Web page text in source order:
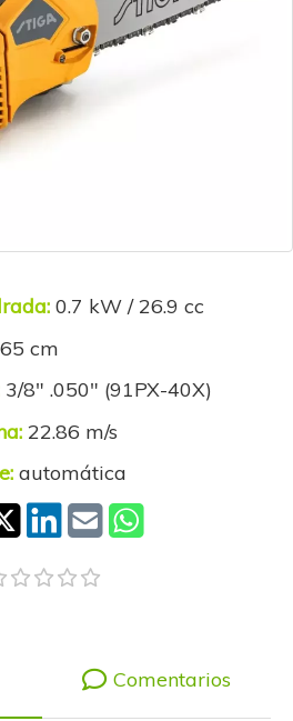
0.7 kW / 26.9 cc
65 cm
3/8" .050" (91PX-40X)
22.86 m/s
automática
Comentarios